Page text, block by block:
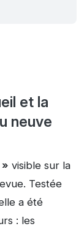
et la
neuve
visible sur la
Testée
a été
: les